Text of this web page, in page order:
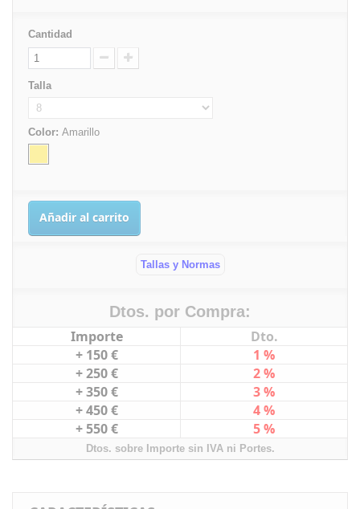
Cantidad
Talla
Color: Amarillo
Añadir al carrito
Tallas y Normas
Dtos. por Compra:
Importe
Dto.
+ 150 €
1 %
+ 250 €
2 %
+ 350 €
3 %
+ 450 €
4 %
+ 550 €
5 %
Dtos. sobre Importe sin IVA ni Portes.